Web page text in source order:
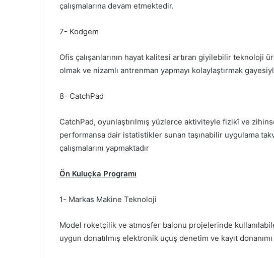
çalışmalarına devam etmektedir.
7- Kodgem
Ofis çalışanlarının hayat kalitesi artıran giyilebilir teknoloji
olmak ve nizamlı antrenman yapmayı kolaylaştırmak
8- CatchPad
CatchPad, oyunlaştırılmış yüzlerce aktiviteyle fizikî ve
performansa dair istatistikler sunan taşınabilir uygulama
çalışmalarını yapmaktadır
Ön Kuluçka Programı
1- Markas Makine Teknoloji
Model roketçilik ve atmosfer balonu projelerinde
uygun donatılmış elektronik uçuş denetim ve kayıt